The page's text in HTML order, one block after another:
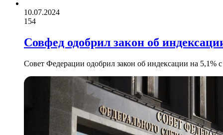
10.07.2024
154
Совфед одобрил закон об
Совет Федерации одобрил закон об индексации на